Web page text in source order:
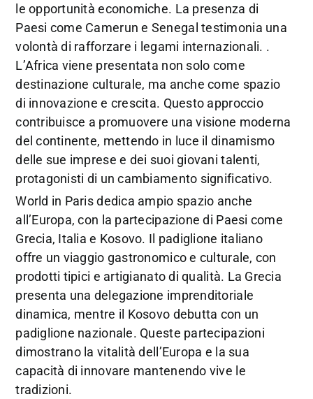
le opportunità economiche. La presenza di
Paesi come Camerun e Senegal testimonia una
volontà di rafforzare i legami internazionali. .
L’Africa viene presentata non solo come
destinazione culturale, ma anche come spazio
di innovazione e crescita. Questo approccio
contribuisce a promuovere una visione moderna
del continente, mettendo in luce il dinamismo
delle sue imprese e dei suoi giovani talenti,
protagonisti di un cambiamento significativo.
World in Paris dedica ampio spazio anche
all’Europa, con la partecipazione di Paesi come
Grecia, Italia e Kosovo. Il padiglione italiano
offre un viaggio gastronomico e culturale, con
prodotti tipici e artigianato di qualità. La Grecia
presenta una delegazione imprenditoriale
dinamica, mentre il Kosovo debutta con un
padiglione nazionale. Queste partecipazioni
dimostrano la vitalità dell’Europa e la sua
capacità di innovare mantenendo vive le
tradizioni.